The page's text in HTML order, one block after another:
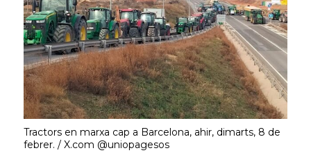
Tractors en marxa cap a Barcelona, ahir, dimarts, 8 de
febrer. / X.com @uniopagesos